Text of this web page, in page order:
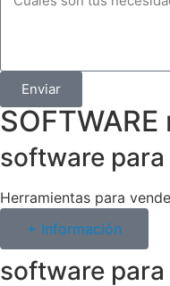
Enviar
software
Herramientas para
+ Información
software